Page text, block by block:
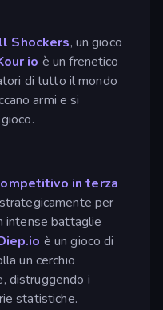
Shockers, un gioco
io è un frenetico
di tutto il mondo
armi e si
in terza
per
intense battaglie
è un gioco di
un cerchio
distruggendo i
statistiche.